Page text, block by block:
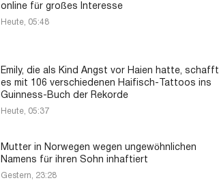
online für großes Interesse
Heute, 05:48
Emily, die als Kind Angst vor Haien hatte, schafft
es mit 106 verschiedenen Haifisch-Tattoos ins
Guinness-Buch der Rekorde
Heute, 05:37
Mutter in Norwegen wegen ungewöhnlichen
Namens für ihren Sohn inhaftiert
Gestern, 23:28